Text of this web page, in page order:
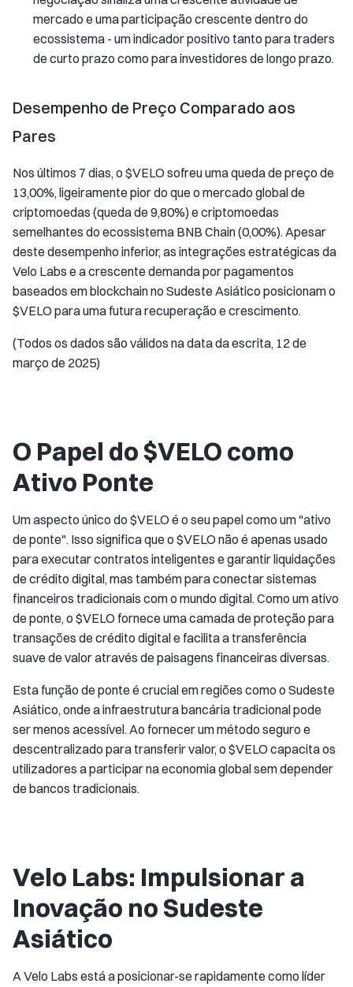
mercado e uma participação crescente dentro do
ecossistema - um indicador positivo tanto para traders
de curto prazo como para investidores de longo prazo.
Desempenho de Preço Comparado aos
Pares
Nos últimos 7 dias, o $VELO sofreu uma queda de preço de
13,00%, ligeiramente pior do que o mercado global de
criptomoedas (queda de 9,80%) e criptomoedas
semelhantes do ecossistema BNB Chain (0,00%). Apesar
deste desempenho inferior, as integrações estratégicas da
Velo Labs e a crescente demanda por pagamentos
baseados em blockchain no Sudeste Asiático posicionam o
$VELO para uma futura recuperação e crescimento.
(Todos os dados são válidos na data da escrita, 12 de
março de 2025)
O Papel do $VELO como
Ativo Ponte
Um aspecto único do $VELO é o seu papel como um "ativo
de ponte". Isso significa que o $VELO não é apenas usado
para executar contratos inteligentes e garantir liquidações
de crédito digital, mas também para conectar sistemas
financeiros tradicionais com o mundo digital. Como um ativo
de ponte, o $VELO fornece uma camada de proteção para
transações de crédito digital e facilita a transferência
suave de valor através de paisagens financeiras diversas.
Esta função de ponte é crucial em regiões como o Sudeste
Asiático, onde a infraestrutura bancária tradicional pode
ser menos acessível. Ao fornecer um método seguro e
descentralizado para transferir valor, o $VELO capacita os
utilizadores a participar na economia global sem depender
de bancos tradicionais.
Velo Labs: Impulsionar a
Inovação no Sudeste
Asiático
A Velo Labs está a posicionar-se rapidamente como líder